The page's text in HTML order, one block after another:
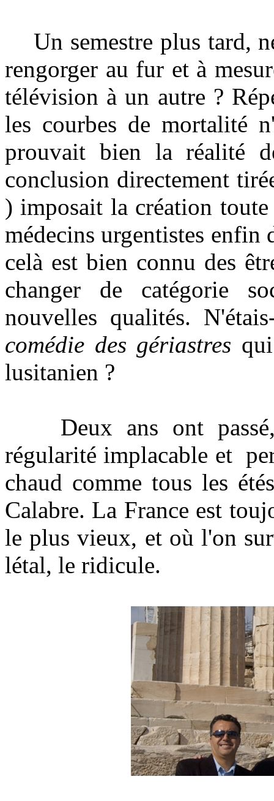
Un semestre plus tard,
rengorger au fur et à
télévision à un autre ?
les courbes de mortalité
prouvait bien la réalité
conclusion directement
) imposait la création
médecins urgentistes enfin
celà est bien connu des
changer de catégorie
nouvelles qualités.
comédie des gériastres
lusitanien ?
Deux ans ont passé,
régularité implacable et
chaud comme tous les
Calabre. La France est
le plus vieux, et où l'on
létal, le ridicule.